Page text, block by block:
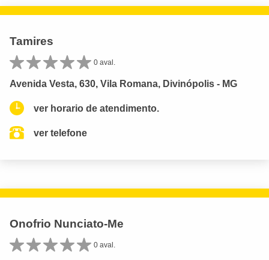
Tamires
0 aval.
Avenida Vesta, 630, Vila Romana, Divinópolis - MG
ver horario de atendimento.
ver telefone
Onofrio Nunciato-Me
0 aval.